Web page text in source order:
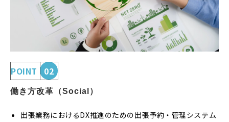
POINT 02
働き方改革（Social）
出張業務におけるDX推進のための出張予約・管理システム